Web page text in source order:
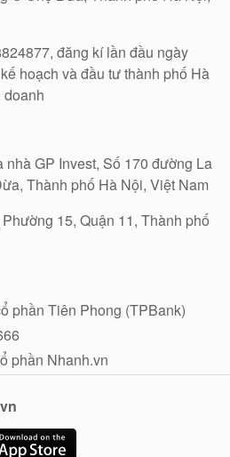
đăng kí lần đầu ngày
hoạch và đầu tư thành phố Hà
doanh
nhà GP Invest, Số 170 đường La
Thành phố Hà Nội, Việt Nam
15, Quận 11, Thành phố
phần Tiên Phong (TPBank)
phần Nhanh.vn